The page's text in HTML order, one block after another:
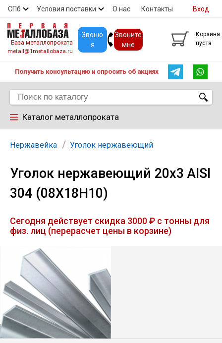
СПб Условия поставки О нас Контакты
Скидки Прайс Покупателям
Вход
База металлопроката
metall@1metallobaza.ru
Звоню
я
Звоните
мне
Корзина
пуста
Получить консультацию и спросить об акциях
Каталог металлопроката
Арматура
Труба профильная
Лист
Уголок
Балка
Швеллер
Нержавейка Уголок нержавеющий
Уголок нержавеющий 20х3 AISI
304 (08Х18Н10)
Сегодня действует скидка 3000 ₽ с тонны для
физ. лиц (перерасчет цены в корзине)